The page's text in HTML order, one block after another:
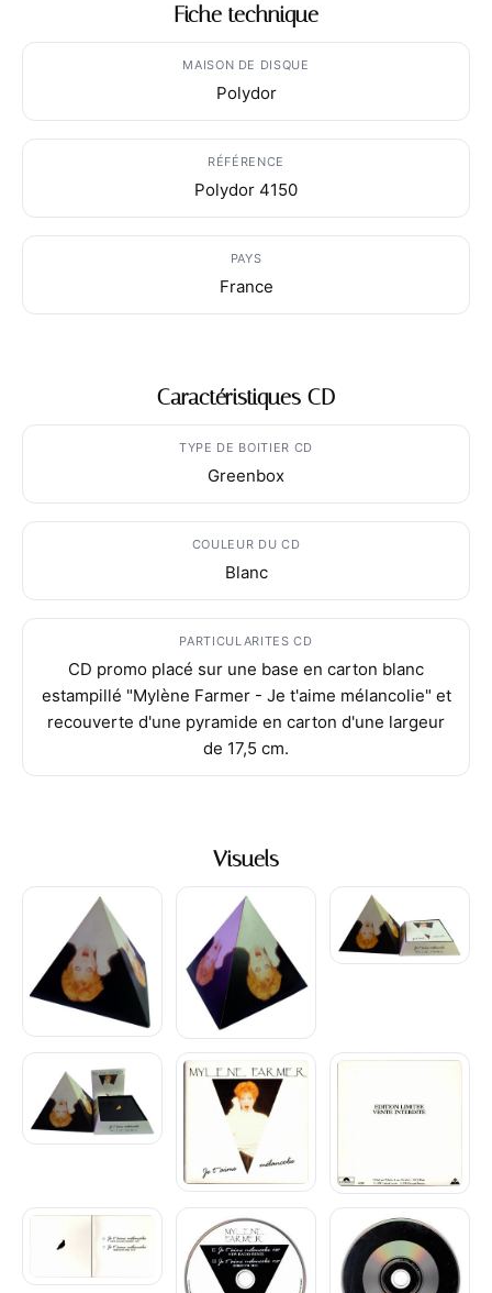
Fiche technique
MAISON DE DISQUE
Polydor
RÉFÉRENCE
Polydor 4150
PAYS
France
Caractéristiques CD
TYPE DE BOITIER CD
Greenbox
COULEUR DU CD
Blanc
PARTICULARITES CD
CD promo placé sur une base en carton blanc
estampillé "Mylène Farmer - Je t'aime mélancolie" et
recouverte d'une pyramide en carton d'une largeur
de 17,5 cm.
Visuels